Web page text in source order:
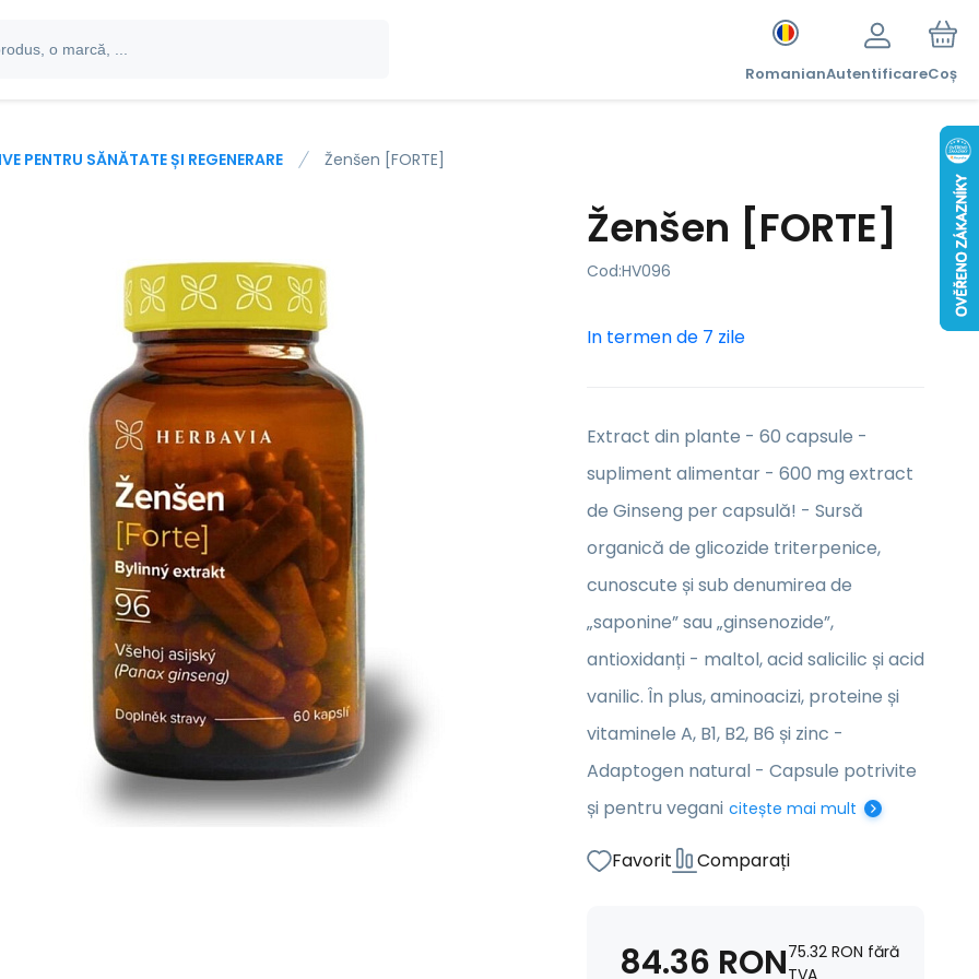
RomanianAutentificareCoș
PENTRU SĂNĂTATE ȘI REGENERARE Ženšen [FORTE]
Ženšen [FORTE]
Cod:HV096
In termen de 7 zile
Extract din plante - 60 capsule -
supliment alimentar - 600 mg extract
de Ginseng per capsulă! - Sursă
organică de glicozide triterpenice,
cunoscute și sub denumirea de
„saponine” sau „ginsenozide”,
antioxidanți - maltol, acid salicilic și acid
vanilic. În plus, aminoacizi, proteine și
vitaminele A, B1, B2, B6 și zinc -
Adaptogen natural - Capsule potrivite
și pentru vegani citește mai mult
Favorit Comparați
84.36 RON75.32 RON fără
TVA